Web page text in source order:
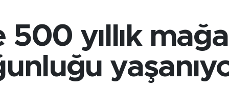
yıllık